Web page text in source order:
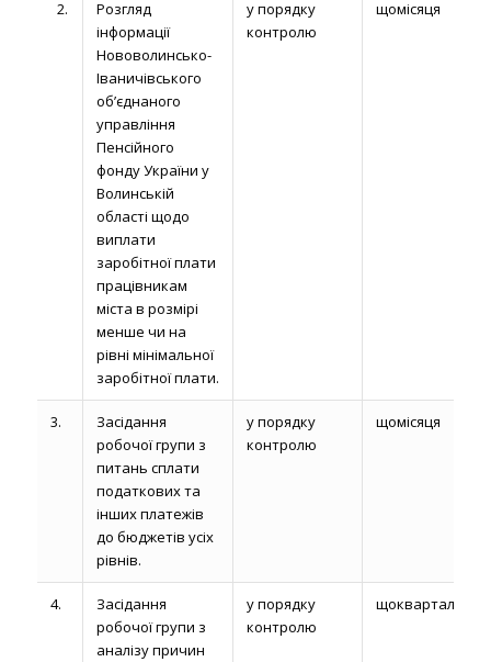
2.
Розгляд
інформації
Нововолинсько-
Іваничівського
об’єднаного
управління
Пенсійного
фонду України у
Волинській
області щодо
виплати
заробітної плати
працівникам
міста в розмірі
менше чи на
рівні мінімальної
заробітної плати.
у порядку
контролю
щомісяця
3.
Засідання
робочої групи з
питань сплати
податкових та
інших платежів
до бюджетів усіх
рівнів.
у порядку
контролю
щомісяця
4.
Засідання
робочої групи з
аналізу причин
у порядку
контролю
щокварталу